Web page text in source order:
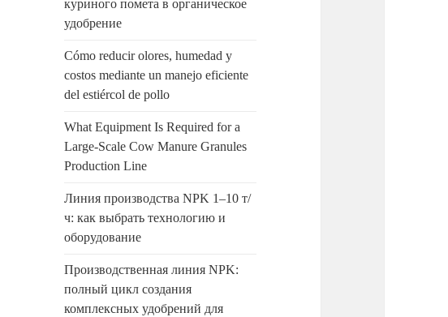
куриного помета в органическое
удобрение
Cómo reducir olores, humedad y
costos mediante un manejo eficiente
del estiércol de pollo
What Equipment Is Required for a
Large-Scale Cow Manure Granules
Production Line
Линия производства NPK 1–10 т/
ч: как выбрать технологию и
оборудование
Производственная линия NPK:
полный цикл создания
комплексных удобрений для